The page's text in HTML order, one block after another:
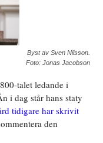
Byst av Sven Nilsson.
Foto: Jonas Jacobson
talet ledande i
i dag står hans staty
tidigare har skrivit
den